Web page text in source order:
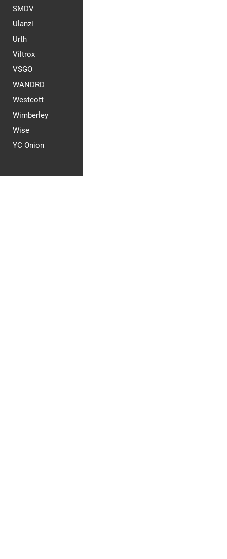
SMDV
Ulanzi
Urth
Viltrox
VSGO
WANDRD
Westcott
Wimberley
Wise
YC Onion